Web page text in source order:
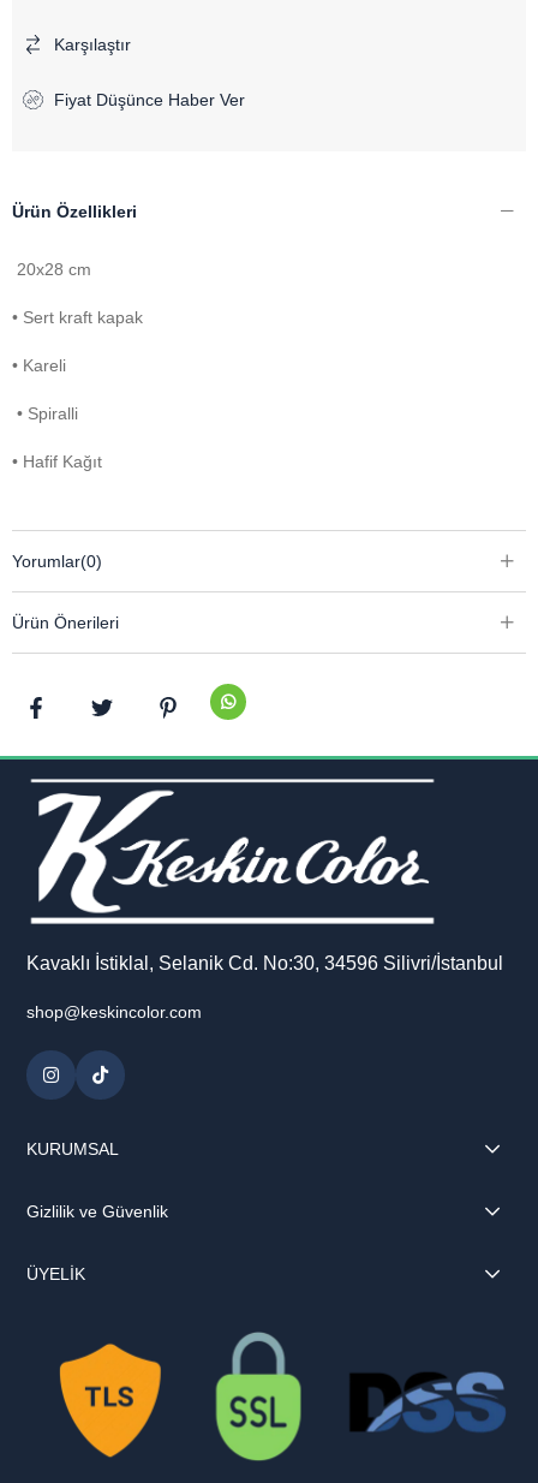
Karşılaştır
Fiyat Düşünce Haber Ver
Ürün Özellikleri
20x28 cm
• Sert kraft kapak
• Kareli
• Spiralli
• Hafif Kağıt
Yorumlar(0)
Ürün Önerileri
Kavaklı İstiklal, Selanik Cd. No:30, 34596 Silivri/İstanbul
shop@keskincolor.com
KURUMSAL
Gizlilik ve Güvenlik
ÜYELİK